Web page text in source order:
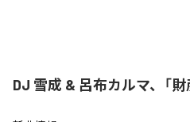
DJ 雪成 & 呂布カルマ、「